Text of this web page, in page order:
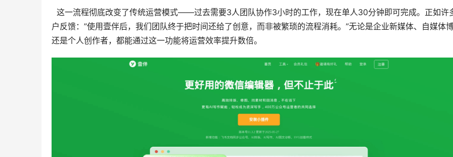
户反馈：”使用壹伴后，我们团队终于把时间还给了创意，而非被繁琐的流程消耗。”无论是企业新媒体、自媒体
还是个人创作者，都能通过这一功能将运营效率提升数倍。